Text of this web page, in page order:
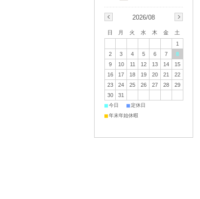
2026/08
日 月 火 水 木 金
土
1
2
3 4 5 6 7
8
9
10 11 12 13 14
15
16
17 18 19 20 21
22
23
24 25 26 27 28
29
30
31
■今日 ■定休日
■年末年始休暇